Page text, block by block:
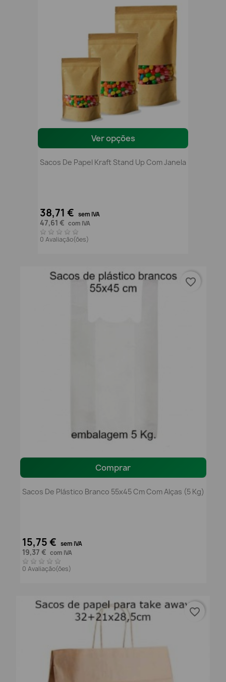
Ver opções
Sacos De Papel Kraft Stand Up Com Janela
38,71 € sem IVA
47,61 € com IVA
0 Avaliação(ões)
Comprar
Sacos De Plástico Branco 55x45 Cm Com Alças (5 Kg)
15,75 € sem IVA
19,37 € com IVA
0 Avaliação(ões)
favorite_border
favorite_border